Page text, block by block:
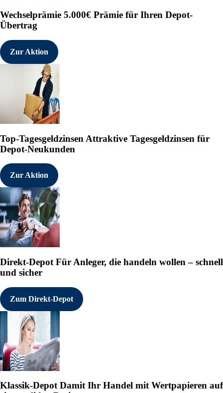
Wechselprämie 5.000€ Prämie für Ihren Depot-
Übertrag
Zur Aktion
Top-Tagesgeldzinsen Attraktive Tagesgeldzinsen für
Depot-Neukunden
Zur Aktion
Direkt-Depot Für Anleger, die handeln wollen – schnell
und sicher
Zum Direkt-Depot
Klassik-DepotDamit Ihr Handel mit Wertpapieren auf